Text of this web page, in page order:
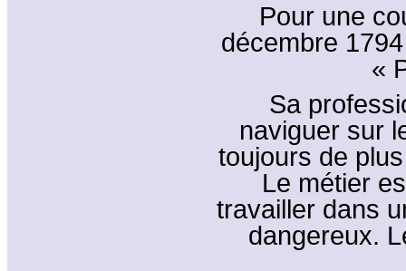
Pour une
décembre
«
Sa
naviguer sur
toujours de
Le métier
travailler dans
dangereux.